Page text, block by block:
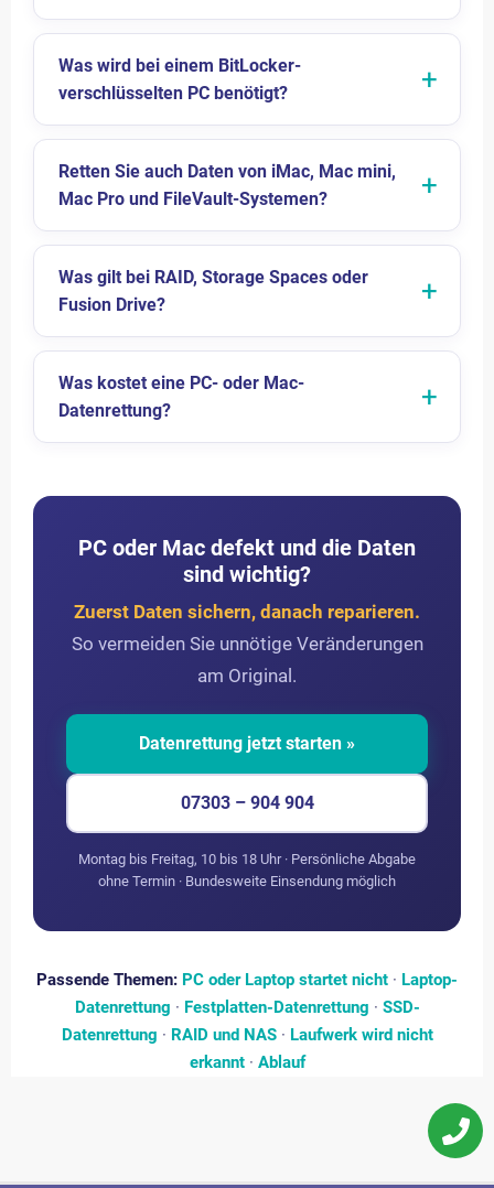
Was wird bei einem BitLocker-
verschlüsselten PC benötigt?
Retten Sie auch Daten von iMac, Mac mini,
Mac Pro und FileVault-Systemen?
Was gilt bei RAID, Storage Spaces oder
Fusion Drive?
Was kostet eine PC- oder Mac-
Datenrettung?
PC oder Mac defekt und die Daten
sind wichtig?
Zuerst Daten sichern, danach reparieren.
So vermeiden Sie unnötige Veränderungen
am Original.
Datenrettung jetzt starten »
07303 – 904 904
Montag bis Freitag, 10 bis 18 Uhr · Persönliche Abgabe
ohne Termin · Bundesweite Einsendung möglich
Passende Themen: PC oder Laptop startet nicht · Laptop-
Datenrettung · Festplatten-Datenrettung · SSD-
Datenrettung · RAID und NAS· Laufwerk wird nicht
erkannt· Ablauf